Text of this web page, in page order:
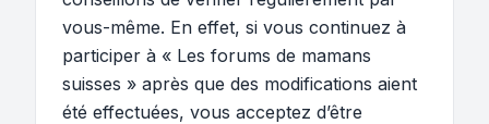
vous-même. En effet, si vous continuez à
participer à « Les forums de mamans
suisses » après que des modifications aient
été effectuées, vous acceptez d’être